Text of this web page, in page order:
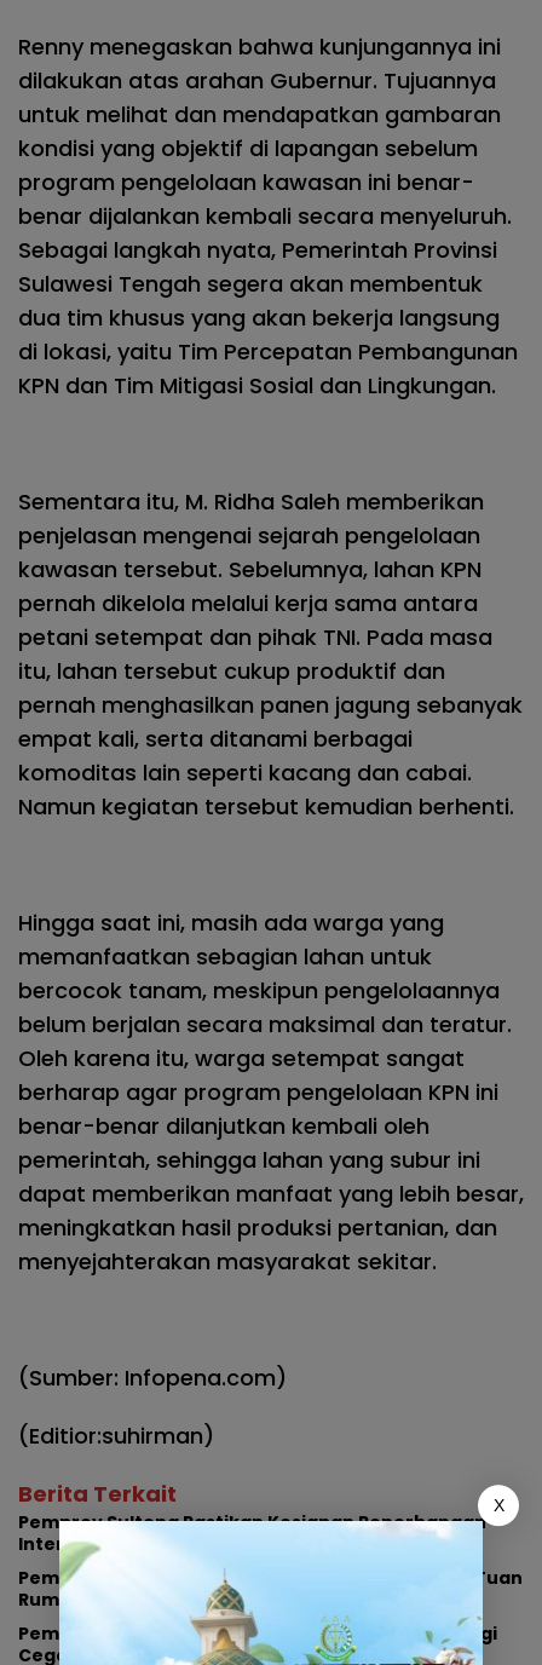
Renny menegaskan bahwa kunjungannya ini
dilakukan atas arahan Gubernur. Tujuannya
untuk melihat dan mendapatkan gambaran
kondisi yang objektif di lapangan sebelum
program pengelolaan kawasan ini benar-
benar dijalankan kembali secara menyeluruh.
Sebagai langkah nyata, Pemerintah Provinsi
Sulawesi Tengah segera akan membentuk
dua tim khusus yang akan bekerja langsung
di lokasi, yaitu Tim Percepatan Pembangunan
KPN dan Tim Mitigasi Sosial dan Lingkungan.
Sementara itu, M. Ridha Saleh memberikan
penjelasan mengenai sejarah pengelolaan
kawasan tersebut. Sebelumnya, lahan KPN
pernah dikelola melalui kerja sama antara
petani setempat dan pihak TNI. Pada masa
itu, lahan tersebut cukup produktif dan
pernah menghasilkan panen jagung sebanyak
empat kali, serta ditanami berbagai
komoditas lain seperti kacang dan cabai.
Namun kegiatan tersebut kemudian berhenti.
Hingga saat ini, masih ada warga yang
memanfaatkan sebagian lahan untuk
bercocok tanam, meskipun pengelolaannya
belum berjalan secara maksimal dan teratur.
Oleh karena itu, warga setempat sangat
berharap agar program pengelolaan KPN ini
benar-benar dilanjutkan kembali oleh
pemerintah, sehingga lahan yang subur ini
dapat memberikan manfaat yang lebih besar,
meningkatkan hasil produksi pertanian, dan
menyejahterakan masyarakat sekitar.
(Sumber: Infopena.com)
(Editior:suhirman)
Berita Terkait
Pemprov Sulteng Pastikan Kesiapan Penerbangan
Internasional Perdana Palu-Guangzhou
Pemprov Sulteng Ajukan Keberatan Pencabutan Tuan
Rumah FORNAS IX
Pemprov Sulteng, KPK, dan ATR/BPN Perkuat Sinergi
Cegah Korupsi di Sektor Pertanahan
X